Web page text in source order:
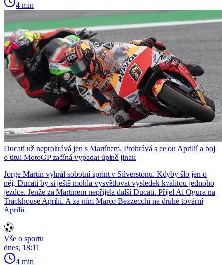
4 min
Ducati už neprohrává jen s Martínem. Prohrává s celou Aprilií a boj
o titul MotoGP začíná vypadat úplně jinak
Jorge Martín vyhrál sobotní sprint v Silverstonu. Kdyby šlo jen o
něj, Ducati by si ještě mohla vysvětlovat výsledek kvalitou jednoho
jezdce. Jenže za Martínem nepřijela další Ducati. Přijel Ai Ogura na
Trackhouse Aprilii. A za ním Marco Bezzecchi na druhé tovární
Aprilii.
Vše o sportu
dnes, 18:11
4 min